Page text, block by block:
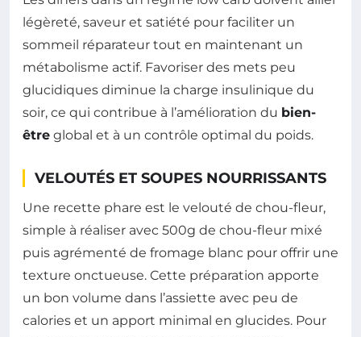
légèreté, saveur et satiété pour faciliter un
sommeil réparateur tout en maintenant un
métabolisme actif. Favoriser des mets peu
glucidiques diminue la charge insulinique du
soir, ce qui contribue à l’amélioration du bien-
être global et à un contrôle optimal du poids.
VELOUTÉS ET SOUPES NOURRISSANTS
Une recette phare est le velouté de chou-fleur,
simple à réaliser avec 500g de chou-fleur mixé
puis agrémenté de fromage blanc pour offrir une
texture onctueuse. Cette préparation apporte
un bon volume dans l’assiette avec peu de
calories et un apport minimal en glucides. Pour